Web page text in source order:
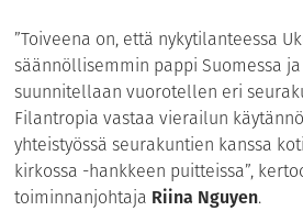
”Toiveena on, että nykytilanteessa
säännöllisemmin pappi Suomessa
suunnitellaan vuorotellen eri
Filantropia vastaa vierailun
yhteistyössä seurakuntien kanssa
kirkossa -hankkeen puitteissa”,
toiminnanjohtaja Riina Nguyen.